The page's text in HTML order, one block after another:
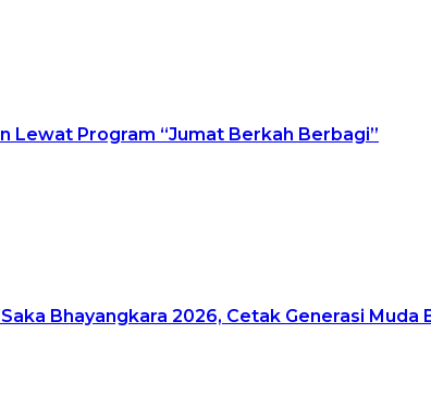
Lewat Program “Jumat Berkah Berbagi”
Bhayangkara 2026, Cetak Generasi